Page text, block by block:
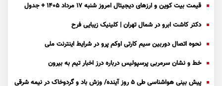
قیمت بیت کوین و ارز‌های دیجیتال امروز شنبه ۱۷ مرداد ۱۴۰۵ + جدول
دکتر کاشت ابرو در شمال تهران | کلینیک زیبایی فرح
نحوه اتصال دوربین سیم کارتی اوکم پرو در شرایط اینترنت ملی
خط و نشان سرمربی پرسپولیس درباره درز اخبار تیم به بیرون
پیش بینی هواشناسی طی ۵ روز آینده/ وزش باد و گردوخاک در نیمه شرقی